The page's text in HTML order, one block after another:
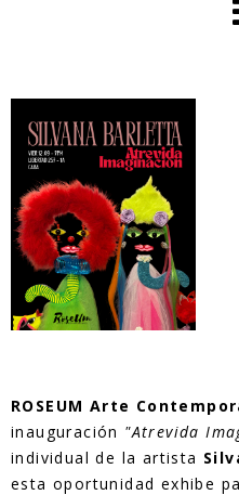
ROSEUM Arte
inauguración "Atrevida
individual de la artista
esta oportunidad exhibe